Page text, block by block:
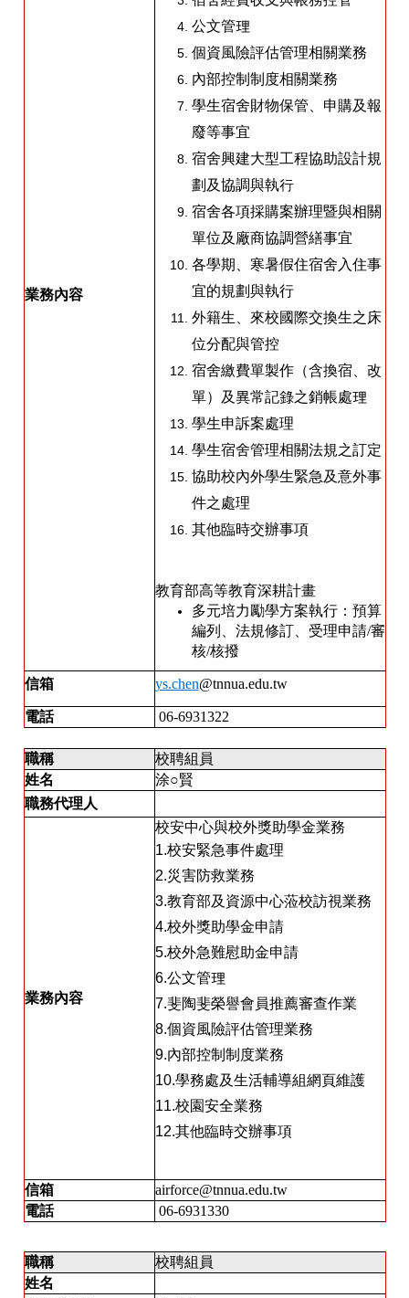
業務內容
公文管理
個資風險評估管理相關業務
內部控制制度相關業務
學生宿舍財物保管、申購及報
廢等事宜
宿舍興建大型工程協助設計規
劃及協調與執行
宿舍各項採購案辦理暨與相關
單位及廠商協調營繕事宜
各學期、寒暑假住宿舍入住事
宜的規劃與執行
外籍生、來校國際交換生之床
位分配與管控
宿舍繳費單製作（含換宿、改
單）及異常記錄之銷帳處理
學生申訴案處理
學生宿舍管理相關法規之訂定
協助校內外學生緊急及意外事
件之處理
其他臨時交辦事項
教育部高等教育深耕計畫
多元培力勵學方案執行：預算
編列、法規修訂、受理申請/審
核/核撥
信箱 ys.chen@tnnua.edu.tw
電話 06-6931322
職稱
校聘組員
姓名
涂○賢
職務代理人
業務內容
校安中心與校外獎助學金業務
1.校安緊急事件處理
2.災害防救業務
3.教育部及資源中心蒞校訪視業務
4.校外獎助學金申請
5.校外急難慰助金申請
6.公文管理
7.斐陶斐榮譽會員推薦審查作業
8.個資風險評估管理業務
9.內部控制制度業務
10.學務處及生活輔導組網頁維護
11.校園安全業務
12.其他臨時交辦事項
信箱
airforce@tnnua.edu.tw
電話
06-6931330
職稱
校聘組員
姓名